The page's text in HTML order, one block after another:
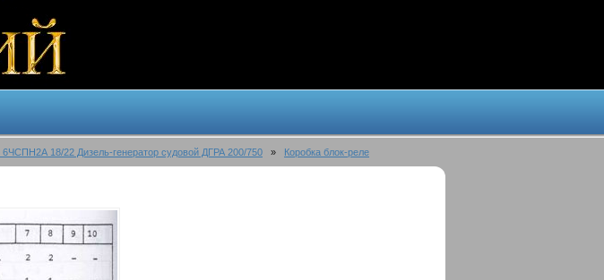
18/22 Дизель-генератор судовой ДГРА 200/750 » Коробка блок-реле